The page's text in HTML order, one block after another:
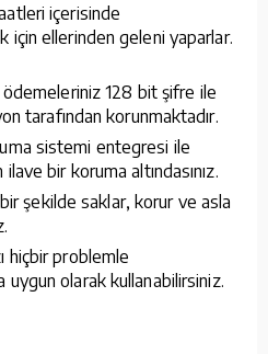
içerisinde
için ellerinden geleni yaparlar.
128 bit şifre ile
tarafından korunmaktadır.
sistemi entegresi ile
bir koruma altındasınız.
şekilde saklar, korur ve asla
hiçbir problemle
uygun olarak kullanabilirsiniz.